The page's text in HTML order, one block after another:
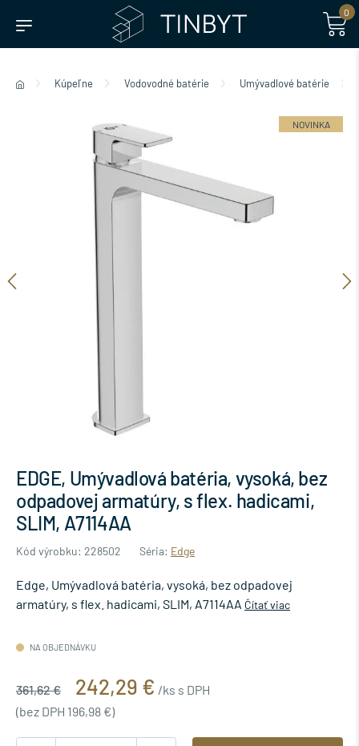
0
Kúpeľne Vodovodné batérie Umývadlové batérie
EDGE, Umývadlová batéria, vysoká, bez
odpadovej armatúry, s flex. hadicami,
SLIM, A7114AA
Kód výrobku: 228502 Séria: Edge
Edge, Umývadlová batéria, vysoká, bez odpadovej
armatúry, s flex. hadicami, SLIM, A7114AA Čítať viac
NA OBJEDNÁVKU
361,62 € 242,29 € /ks s DPH
(bez DPH 196,98 €)
NOVINKA